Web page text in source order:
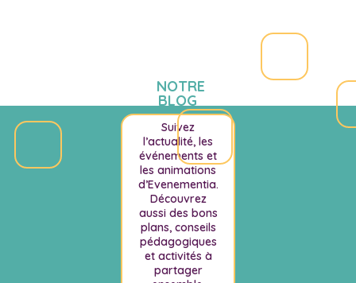
NOTRE
BLOG
Suivez
l’actualité, les
événements et
les animations
d’Evenementia.
Découvrez
aussi des bons
plans, conseils
pédagogiques
et activités à
partager